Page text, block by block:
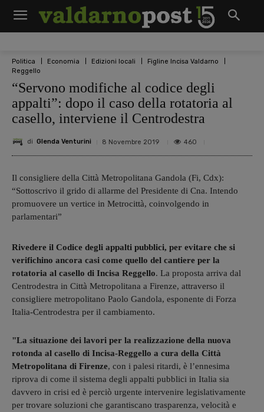
Politica Economia Edizioni locali
Figline Incisa Valdarno
Reggello
“Servono modifiche al codice degli
appalti”: dopo il caso della rotatoria al
casello, interviene il Centrodestra
di Glenda Venturini 8 Novembre 2019 460
Il consigliere della Città Metropolitana Gandola (Fi, Cdx):
“Sottoscrivo il grido di allarme del Presidente di Cna. Intendo
promuovere un vertice in Metrocittà, coinvolgendo in
parlamentari”
Rivedere il Codice degli appalti pubblici, per evitare che si
verifichino ancora casi come quello del cantiere per la
rotatoria al casello di Incisa Reggello. La proposta arriva dal
Centrodestra in Città Metropolitana a Firenze, attraverso il
consigliere metropolitano Paolo Gandola, esponente di Forza
Italia-Centrodestra per il cambiamento.
"La situazione dei lavori per la realizzazione della nuova
rotonda al casello di Incisa-Reggello a cura della Città
Metropolitana di Firenze, con i palesi ritardi, è l’ennesima
riprova di come il sistema degli appalti pubblici in Italia sia
davvero in crisi ed è perciò urgente intervenire legislativamente
per trovare soluzioni che garantiscano trasparenza, velocità e